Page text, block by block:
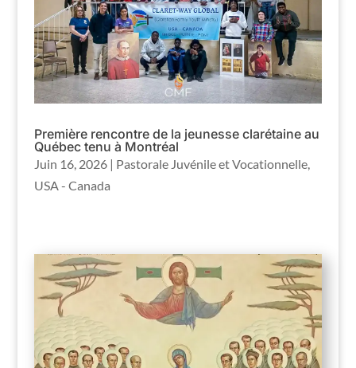
Première rencontre de la jeunesse clarétaine au
Québec tenu à Montréal
Juin 16, 2026| Pastorale Juvénile et Vocationnelle,
USA - Canada